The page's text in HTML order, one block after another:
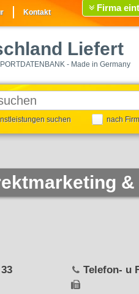
Kontakt Firma
Liefert
- Made in Germany
suchen nach
Telefon- u